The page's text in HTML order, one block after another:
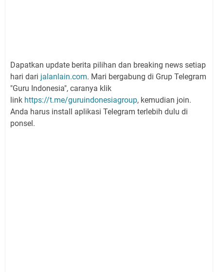
Dapatkan update berita pilihan dan breaking news setiap
hari dari jalanlain.com. Mari bergabung di Grup Telegram
"Guru Indonesia", caranya klik
link https://t.me/guruindonesiagroup, kemudian join.
Anda harus install aplikasi Telegram terlebih dulu di
ponsel.